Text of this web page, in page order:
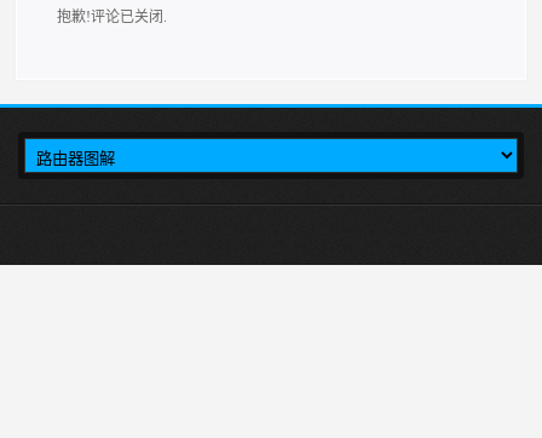
抱歉!评论已关闭.